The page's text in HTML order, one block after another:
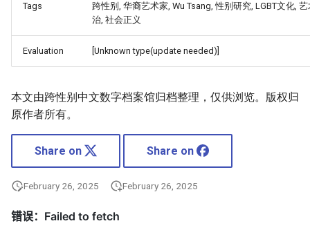
Tags
跨性别, 华裔艺术家, Wu Tsang, 性别研究, LGBT文化,
治, 社会正义
Evaluation [Unknown type(update needed)]
本文由跨性别中文数字档案馆归档整理，仅供浏览。版权归
原作者所有。
Share on Share on
February 26, 2025 February 26, 2025